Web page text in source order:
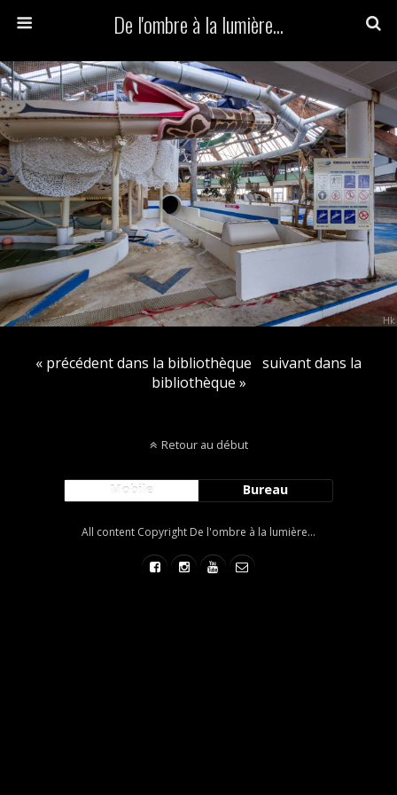
De l'ombre à la lumière...
« précédent dans la bibliothèque suivant dans la
bibliothèque »
Retour au début
Mobile Bureau
All content Copyright De l'ombre à la lumière...